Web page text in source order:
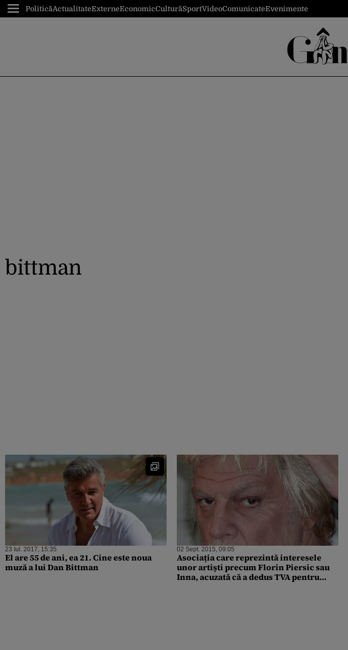
PoliticăActualitateExterneEconomicCulturăSportVideoComunicateEvenimente
bittman
23 Iul. 2017, 15:35
El are 55 de ani, ea 21. Cine este noua
muză a lui Dan Bittman
02 Sept. 2015, 09:05
Asociația care reprezintă interesele
unor artiști precum Florin Piersic sau
Inna, acuzată că a dedus TVA pentru